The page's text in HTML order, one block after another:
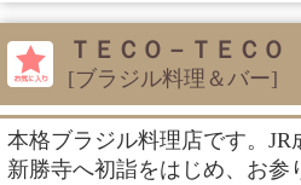
ＴＥＣＯ－ＴＥＣＯ
[ブラジル料理＆バー]
本格ブラジル料理店です。
新勝寺へ初詣をはじめ、お参